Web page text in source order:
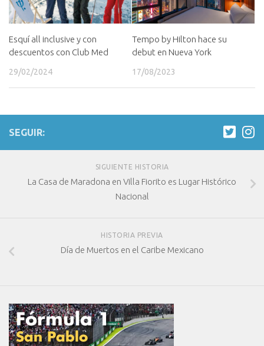
Esquí all inclusive y con
descuentos con Club Med
29/02/2024
Tempo by Hilton hace su
debut en Nueva York
17/08/2023
SEGUIR:
SIGUIENTE HISTORIA
La Casa de Maradona en Villa Fiorito es Lugar Histórico
Nacional
HISTORIA PREVIA
Día de Muertos en el Caribe Mexicano